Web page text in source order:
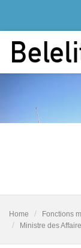
Home
Fonctions
Ministre des